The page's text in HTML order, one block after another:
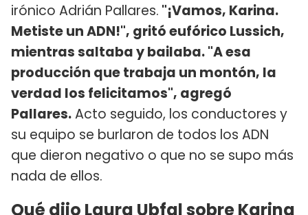
irónico Adrián Pallares. "¡Vamos, Karina.
Metiste un ADN!", gritó eufórico Lussich,
mientras saltaba y bailaba. "A esa
producción que trabaja un montón, la
verdad los felicitamos", agregó
Pallares.Acto seguido, los conductores y
su equipo se burlaron de todos los ADN
que dieron negativo o que no se supo más
nada de ellos.
Qué dijo Laura Ubfal sobre Karina